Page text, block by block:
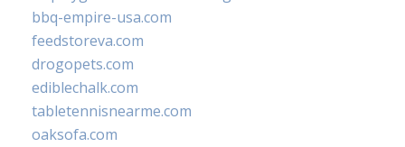
bbq-empire-usa.com
feedstoreva.com
drogopets.com
ediblechalk.com
tabletennisnearme.com
oaksofa.com